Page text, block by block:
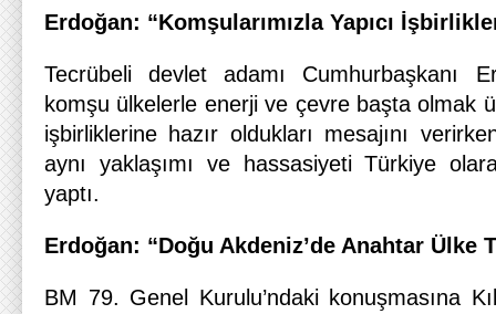
Erdoğan: “Komşularımızla Yapıcı
Tecrübeli devlet adamı Cumhurbaşkanı
komşu ülkelerle enerji ve çevre başta olmak
işbirliklerine hazır oldukları mesajını
aynı yaklaşımı ve hassasiyeti Türkiye
yaptı.
Erdoğan: “Doğu Akdeniz’de Anahtar Ülke
BM 79. Genel Kurulu’ndaki konuşmasına